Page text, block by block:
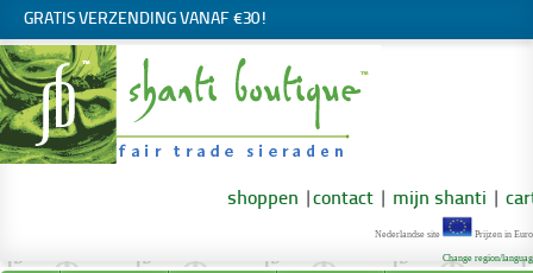
GRATIS VERZENDING VANAF €30!
shoppen contact mijn shanti
Nederlandse site Prijzen in
Change region/